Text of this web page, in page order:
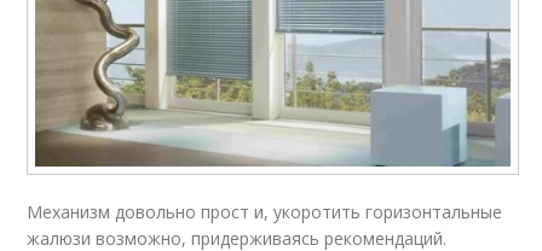
Механизм довольно прост и, укоротить горизонтальные
жалюзи возможно, придерживаясь рекомендаций.